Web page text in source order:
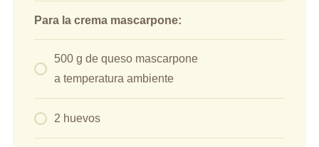
Para la crema mascarpone:
500 g de queso mascarpone
a temperatura ambiente
2 huevos